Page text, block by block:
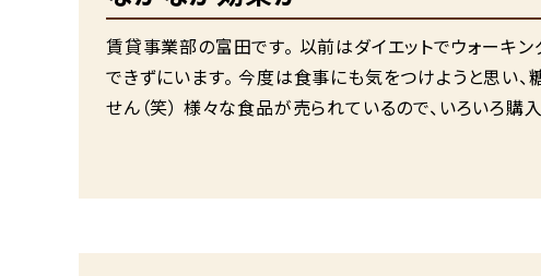
賃貸事業部の富田です。 以前はダイエットでウォーキ
できずにいます。 今度は食事にも気をつけようと思い
せん（笑） 様々な食品が売られているので、いろいろ